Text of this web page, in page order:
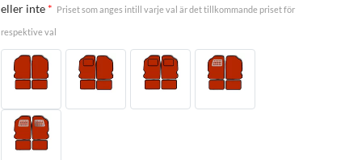
eller inte* Priset som anges intill varje val är det tillkommande priset för
respektive val